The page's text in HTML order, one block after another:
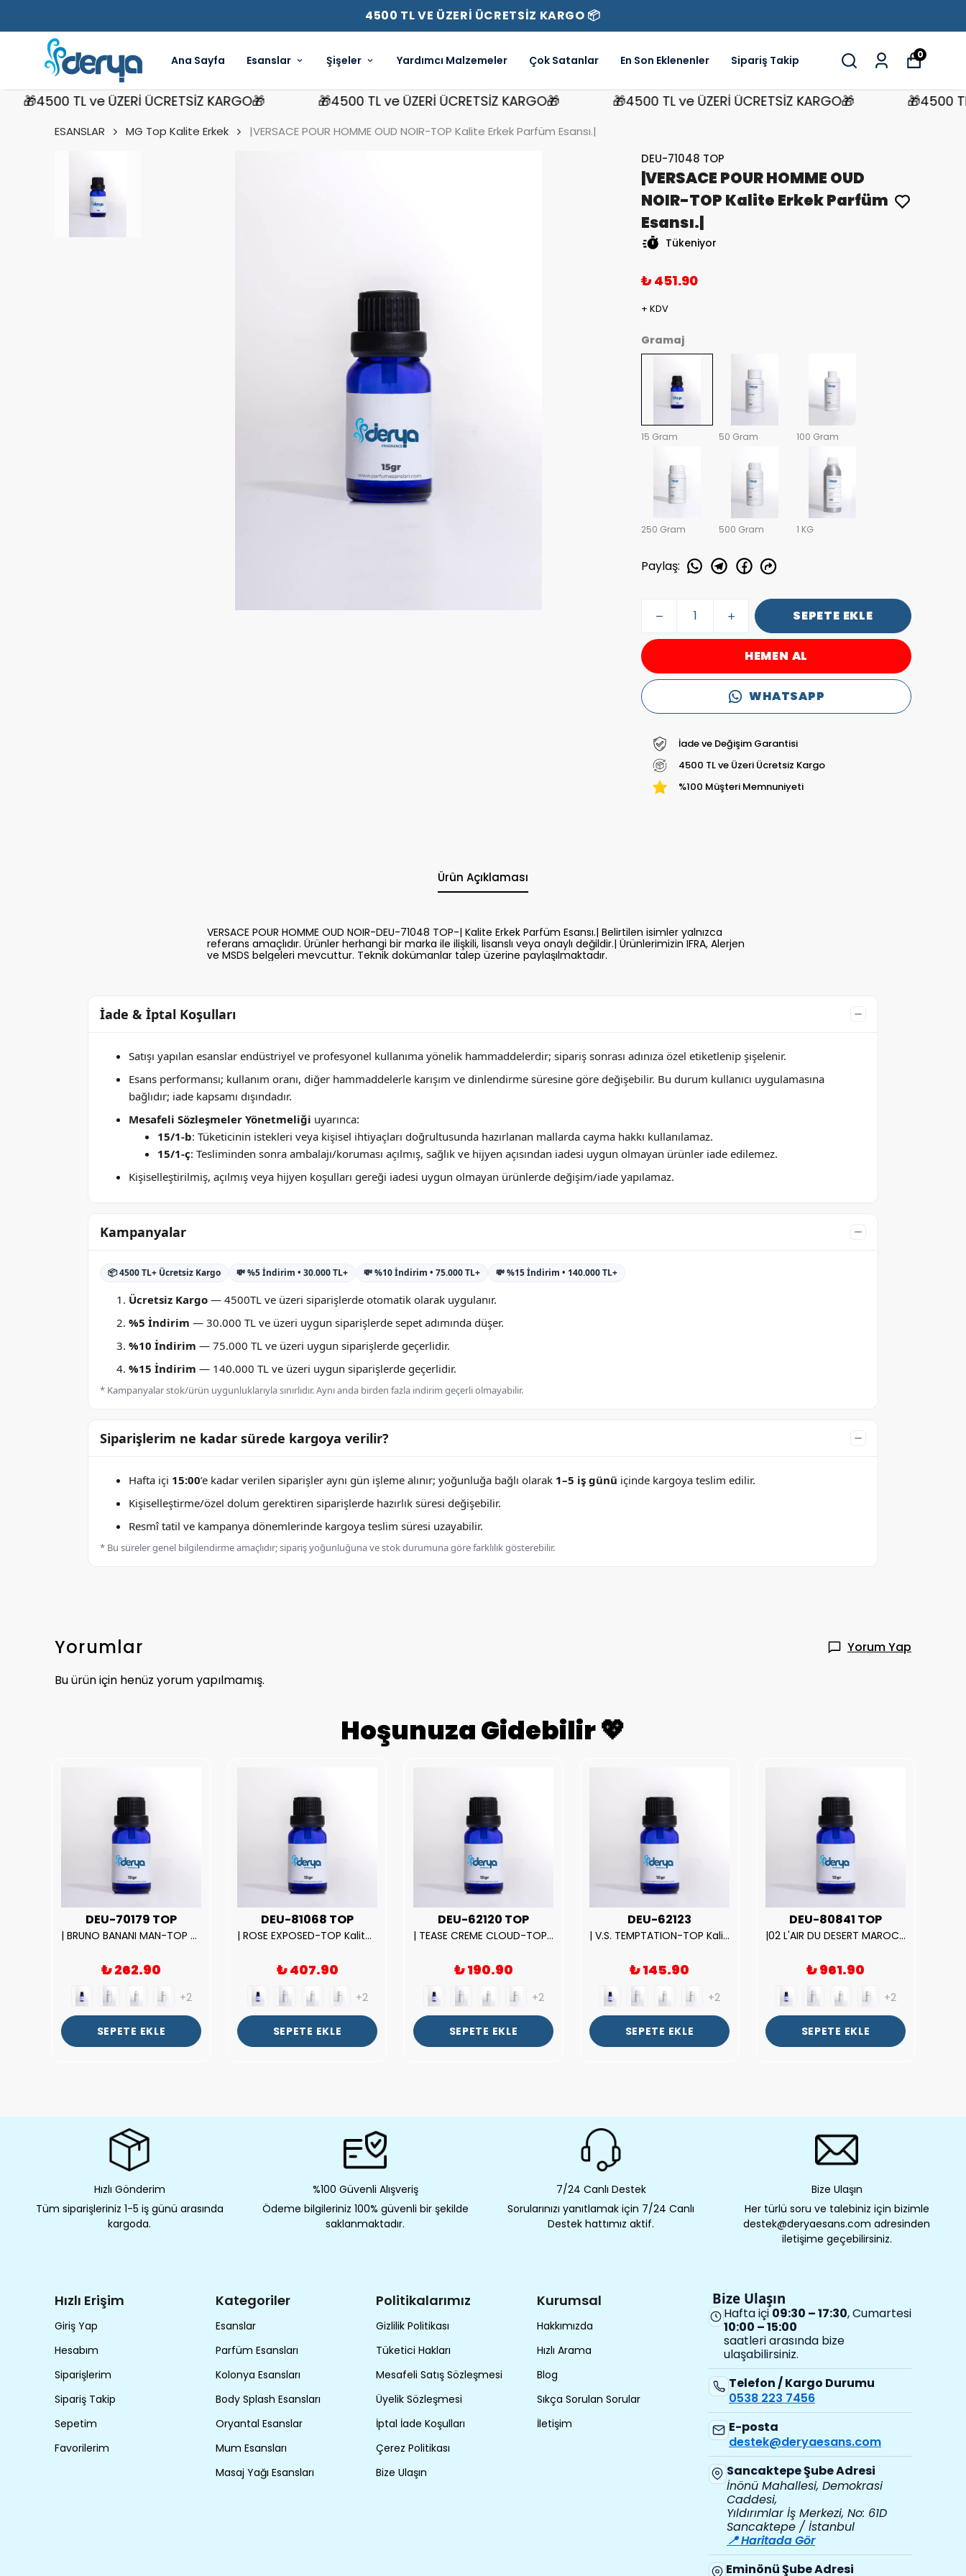
4500 TL VE ÜZERİ ÜCRETSİZ KARGO 📦
Ana Sayfa Esanslar Şişeler Yardımcı Malzemeler Çok Satanlar En Son Eklenenler Sipariş Takip 0
TL ve ÜZERİ ÜCRETSİZ KARGO🎁 🎁4500 TL ve ÜZERİ ÜCRETSİZ KARGO🎁 🎁4500 TL ve ÜZERİ ÜCRETSİZ KARGO🎁 🎁4500 TL ve
ESANSLAR MG Top Kalite Erkek
|VERSACE POUR HOMME OUD NOIR-TOP Kalite Erkek Parfüm Esansı.|
DEU-71048 TOP
|VERSACE POUR HOMME OUD
NOIR-TOP Kalite Erkek Parfüm
Esansı.|
Tükeniyor
₺ 451.90
+ KDV
Gramaj
15 Gram 50 Gram 100 Gram
250 Gram 500 Gram 1 KG
Paylaş:
SEPETE EKLE
HEMEN AL
WHATSAPP
İade ve Değişim Garantisi
4500 TL ve Üzeri Ücretsiz Kargo
%100 Müşteri Memnuniyeti
Ürün Açıklaması
VERSACE POUR HOMME OUD NOIR-DEU-71048 TOP-| Kalite Erkek Parfüm Esansı.| Belirtilen isimler yalnızca
referans amaçlıdır. Ürünler herhangi bir marka ile ilişkili, lisanslı veya onaylı değildir.| Ürünlerimizin IFRA, Alerjen
ve MSDS belgeleri mevcuttur. Teknik dokümanlar talep üzerine paylaşılmaktadır.
İade & İptal Koşulları
Satışı yapılan esanslar endüstriyel ve profesyonel kullanıma yönelik hammaddelerdir; sipariş sonrası adınıza özel etiketlenip şişelenir.
Esans performansı; kullanım oranı, diğer hammaddelerle karışım ve dinlendirme süresine göre değişebilir. Bu durum kullanıcı uygulamasına
bağlıdır; iade kapsamı dışındadır.
Mesafeli Sözleşmeler Yönetmeliği uyarınca:
15/1-b: Tüketicinin istekleri veya kişisel ihtiyaçları doğrultusunda hazırlanan mallarda cayma hakkı kullanılamaz.
15/1-ç: Tesliminden sonra ambalajı/koruması açılmış, sağlık ve hijyen açısından iadesi uygun olmayan ürünler iade edilemez.
Kişiselleştirilmiş, açılmış veya hijyen koşulları gereği iadesi uygun olmayan ürünlerde değişim/iade yapılamaz.
Kampanyalar
📦 4500 TL+ Ücretsiz Kargo 💸 %5 İndirim • 30.000 TL+ 💸 %10 İndirim • 75.000 TL+ 💸 %15 İndirim • 140.000 TL+
Ücretsiz Kargo — 4500TL ve üzeri siparişlerde otomatik olarak uygulanır.
%5 İndirim — 30.000 TL ve üzeri uygun siparişlerde sepet adımında düşer.
%10 İndirim — 75.000 TL ve üzeri uygun siparişlerde geçerlidir.
%15 İndirim — 140.000 TL ve üzeri uygun siparişlerde geçerlidir.
* Kampanyalar stok/ürün uygunluklarıyla sınırlıdır. Aynı anda birden fazla indirim geçerli olmayabilir.
Siparişlerim ne kadar sürede kargoya verilir?
Hafta içi 15:00’e kadar verilen siparişler aynı gün işleme alınır; yoğunluğa bağlı olarak 1–5 iş günü içinde kargoya teslim edilir.
Kişiselleştirme/özel dolum gerektiren siparişlerde hazırlık süresi değişebilir.
Resmî tatil ve kampanya dönemlerinde kargoya teslim süresi uzayabilir.
* Bu süreler genel bilgilendirme amaçlıdır; sipariş yoğunluğuna ve stok durumuna göre farklılık gösterebilir.
Yorumlar
Yorum Yap
Bu ürün için henüz yorum yapılmamış.
Hoşunuza Gidebilir 💖
DEU-70179 TOP
| BRUNO BANANI MAN-TOP Kalite Erkek Parfüm Esansı.|
₺ 262.90
+2
SEPETE EKLE
DEU-81068 TOP
| ROSE EXPOSED-TOP Kalite Unısex Parfüm Esansı.|
₺ 407.90
+2
SEPETE EKLE
DEU-62120 TOP
| TEASE CREME CLOUD-TOP Kalite Kadın Parfüm Esansı.|
₺ 190.90
+2
SEPETE EKLE
DEU-62123
| V.S. TEMPTATION-TOP Kalite Kadın Parfüm Esansı.|
₺ 145.90
+2
SEPETE EKLE
DEU-80841 TOP
|02 L'AIR DU DESERT MAROCAIN-TOP Kalite Unısex Parfüm Esansı.|
₺ 961.90
+2
SEPETE EKLE
Hızlı Gönderim
Tüm siparişleriniz 1-5 iş günü arasında
kargoda.
%100 Güvenli Alışveriş
Ödeme bilgileriniz 100% güvenli bir şekilde
saklanmaktadır.
7/24 Canlı Destek
Sorularınızı yanıtlamak için 7/24 Canlı
Destek hattımız aktif.
Bize Ulaşın
Her türlü soru ve talebiniz için bizimle
destek@deryaesans.com adresinden
iletişime geçebilirsiniz.
Hızlı Erişim
Giriş Yap
Hesabım
Siparişlerim
Sipariş Takip
Sepetim
Favorilerim
Kategoriler
Esanslar
Parfüm Esansları
Kolonya Esansları
Body Splash Esansları
Oryantal Esanslar
Mum Esansları
Masaj Yağı Esansları
Politikalarımız
Gizlilik Politikası
Tüketici Hakları
Mesafeli Satış Sözleşmesi
Üyelik Sözleşmesi
İptal İade Koşulları
Çerez Politikası
Bize Ulaşın
Kurumsal
Hakkımızda
Hızlı Arama
Blog
Sıkça Sorulan Sorular
İletişim
Bize Ulaşın
Hafta içi 09:30 – 17:30, Cumartesi
10:00 – 15:00
saatleri arasında bize
ulaşabilirsiniz.
Telefon / Kargo Durumu
0538 223 7456
E-posta
destek@deryaesans.com
Sancaktepe Şube Adresi
İnönü Mahallesi, Demokrasi
Caddesi,
Yıldırımlar İş Merkezi, No: 61D
Sancaktepe / İstanbul
📍 Haritada Gör
Eminönü Şube Adresi